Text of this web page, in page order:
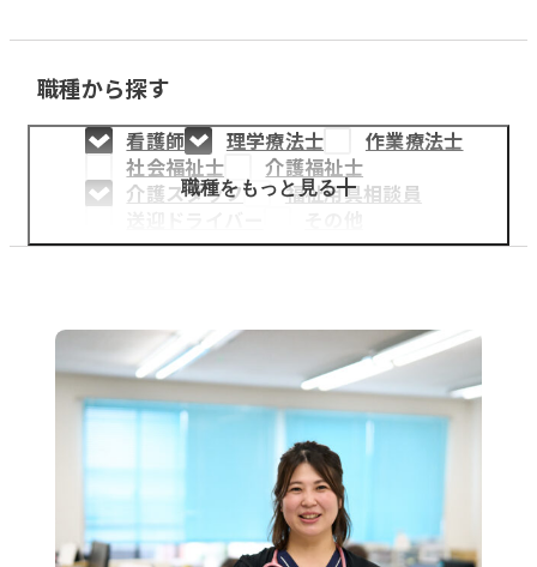
採用情報
医療・介護事業
募集職種
お知らせ
職種から探す
看護師 理学療法士
作業療法士
社会福祉士
介護福祉士
介護スタッフ
福祉用具相談員
職種をもっと見る